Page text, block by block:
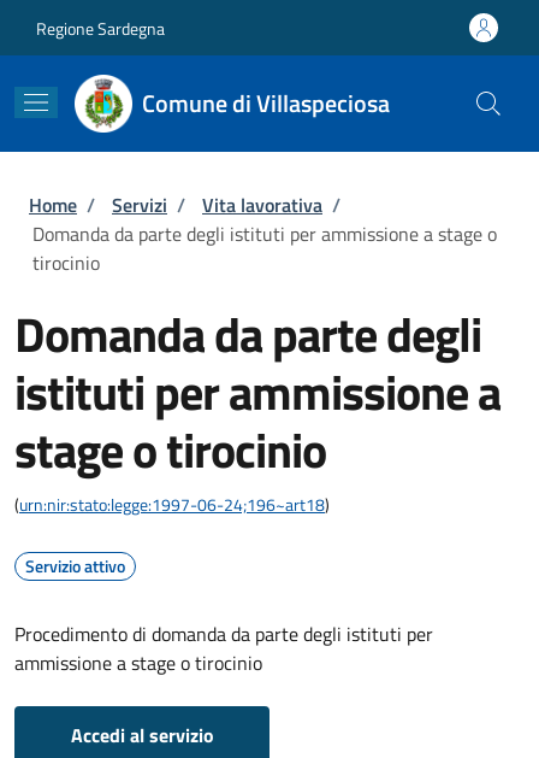
Regione Sardegna
Comune di Villaspeciosa
Briciole di pane
Home / Servizi / Vita lavorativa /
Domanda da parte degli istituti per ammissione a stage o
tirocinio
Domanda da parte degli
istituti per ammissione a
stage o tirocinio
(urn:nir:stato:legge:1997-06-24;196~art18)
Servizio attivo
Procedimento di domanda da parte degli istituti per
ammissione a stage o tirocinio
Accedi al servizio